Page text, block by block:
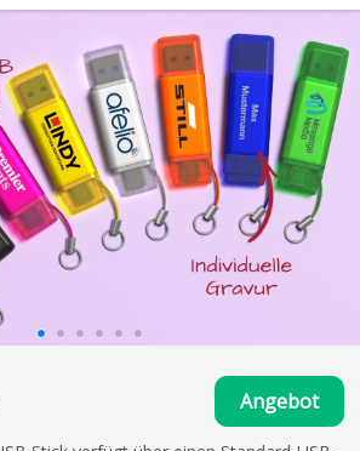
Angebot